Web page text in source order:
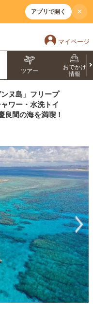
アプリで開く ×
マイページ
ツアー
おでかけ
情報
ヌ島」フリープ
ワー・水洗トイ
良間の海を満喫！